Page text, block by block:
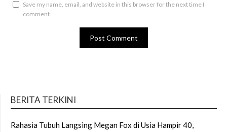
Save my name, email, and website in this browser for the next time I
comment.
BERITA TERKINI
Rahasia Tubuh Langsing Megan Fox di Usia Hampir 40,